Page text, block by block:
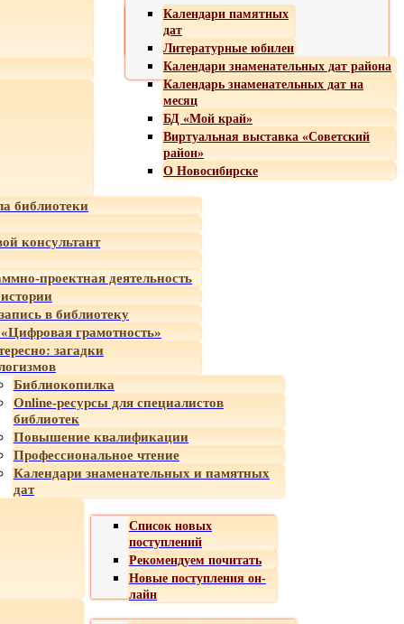
Календари памятных
дат
Литературные юбилеи
Календари знаменательных дат района
Календарь знаменательных дат на
месяц
БД «Мой край»
Виртуальная выставка «Советский
район»
О Новосибирске
библиотеки
консультант
проектная деятельность
в библиотеку
грамотность»
загадки
Библиокопилка
Online-ресурсы для специалистов
библиотек
Повышение квалификации
Профессиональное чтение
Календари знаменательных и памятных
дат
Список новых
поступлений
Рекомендуем почитать
Новые поступления он-
лайн